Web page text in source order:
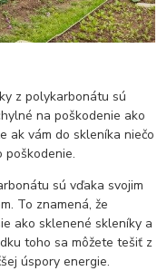
z polykarbonátu sú
na poškodenie ako
ak vám do skleníka niečo
poškodenie.
sú vďaka svojim
To znamená, že
ako sklenené skleníky a
toho sa môžete tešiť z
úspory energie.